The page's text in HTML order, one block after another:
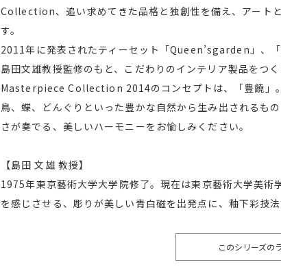
Collection、追い求めてきた品格と独創性を備え、アート
す。
2011年に発表されたティーセット「Queen’sgarden」、
島田文雄教授監修のもと、こだわりのインテリア製品をつく
Masterpiece Collection 2014のコンセプトは、「豊饒」
鳥、蝶、どんぐりといった豊かな自然から生み出されるも
さが奏でる、美しいハーモニーをお愉しみください。
【島田 文雄 教授】
1975年東京藝術大学大学院修了。現在は東京藝術大学美
を感じさせる、彫りが美しい青白磁を出発点に、釉下彩技
このシリーズの